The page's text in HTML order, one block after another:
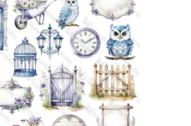
objednávka
Oblíbené ♥️
Obchodní podmínky